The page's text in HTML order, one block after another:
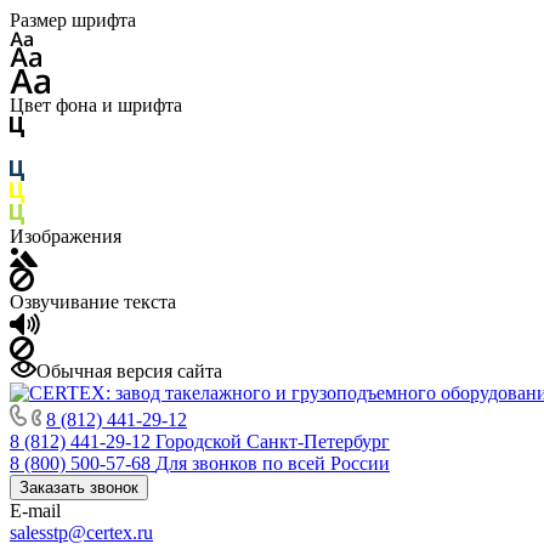
Размер шрифта
Цвет фона и шрифта
Изображения
Озвучивание текста
Обычная версия сайта
8 (812) 441-29-12
8 (812) 441-29-12 Городской Санкт-Петербург
8 (800) 500-57-68 Для звонков по всей России
Заказать звонок
E-mail
salesstp@certex.ru